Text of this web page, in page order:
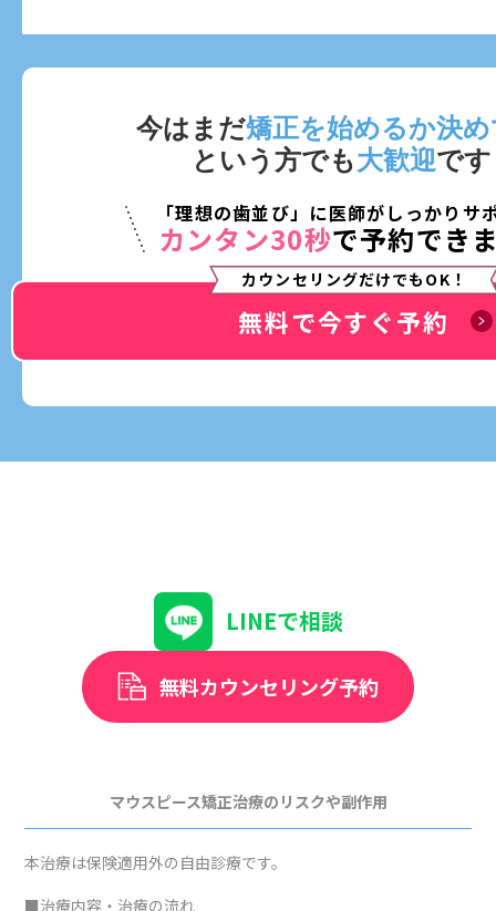
今はまだ矯正を始めるか決
という方でも大歓迎で
「理想の歯並び」に医師がしっかりサ
カンタン30秒で予約でき
カウンセリングだけでもOK！
無料で今すぐ予約
LINEで相談
無料カウンセリング予約
マウスピース矯正治療のリスクや副作用
本治療は保険適用外の自由診療です。
■治療内容・治療の流れ